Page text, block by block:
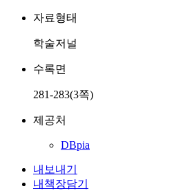
자료형태
학술저널
수록면
281-283(3쪽)
제공처
DBpia
내보내기
내책장담기